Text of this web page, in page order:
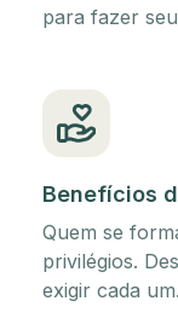
para fazer
Benefícios
Quem se
privilégios.
exigir cada um.